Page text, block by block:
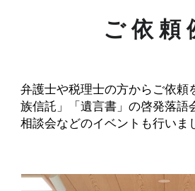
ご依頼
弁護士や税理士の方からご依頼
族信託」「遺言書」の啓発落語
相談会などのイベントも行いま